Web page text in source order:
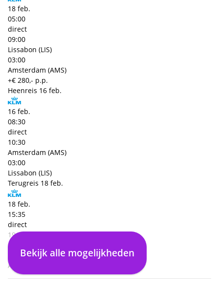
18 feb.
05:00
direct
09:00
Lissabon (LIS)
03:00
Amsterdam (AMS)
+€ 280,- p.p.
Heenreis 16 feb.
16 feb.
08:30
direct
10:30
Amsterdam (AMS)
03:00
Lissabon (LIS)
Terugreis 18 feb.
18 feb.
15:35
direct
19:30
Lissabon (LIS)
02:55
Amsterdam (AMS)
Bekijk alle mogelijkheden